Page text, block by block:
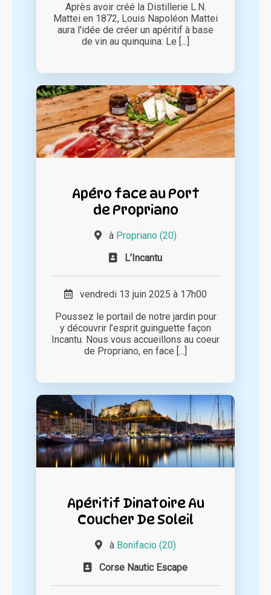
Après avoir créé la Distillerie L.N.
Mattei en 1872, Louis Napoléon Mattei
aura l'idée de créer un apéritif à base
de vin au quinquina: Le [...]
Apéro face au Port
de Propriano
à Propriano (20)
L’Incantu
vendredi 13 juin 2025 à 17h00
Poussez le portail de notre jardin pour
y découvrir l’esprit guinguette façon
Incantu. Nous vous accueillons au coeur
de Propriano, en face [...]
Apéritif Dinatoire Au
Coucher De Soleil
à Bonifacio (20)
Corse Nautic Escape